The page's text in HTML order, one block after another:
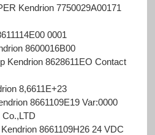
Kendrion 7750029A00171
0001
8600016B00
Kendrion 8628611EO Contact
8,6611E+23
8661109E19 Var:0000
8661109H26 24 VDC